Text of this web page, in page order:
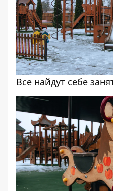
Все найдут себе